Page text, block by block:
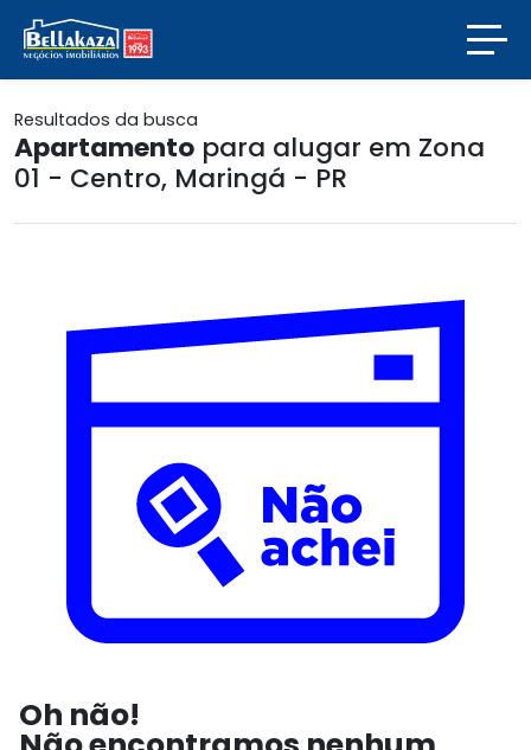
Resultados da busca
Apartamento para alugar em Zona
01 - Centro, Maringá - PR
Oh não!